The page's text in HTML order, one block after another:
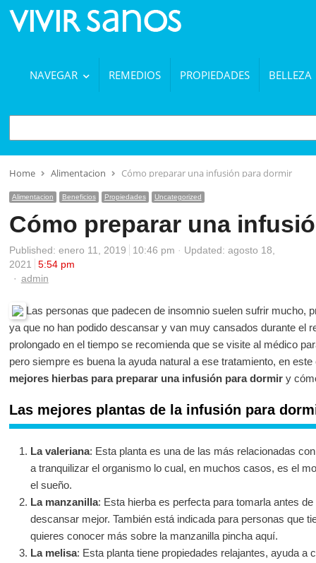
NAVEGAR REMEDIOS PROPIEDADES BELLEZA
BUSCAR
Home Alimentacion Cómo preparar una infusión para dormir
Alimentacion Beneficios Propiedades Uncategorized
Cómo preparar una
Published: enero 11, 2019 10:46 pm
Updated: agosto 18,
2021
5:54 pm
Author
admin
Las personas que padecen de insomnio suelen sufrir mucho,
ya que no han podido descansar y van muy cansados durante el
prolongado en el tiempo se recomienda que se visite al médico
pero siempre es buena la ayuda natural a ese tratamiento, en
mejores hierbas para preparar una infusión para dormiry
Las mejores plantas de la infusión para
La valeriana: Esta planta es una de las más relacionadas
a tranquilizar el organismo lo cual, en muchos casos, es el
el sueño.
La manzanilla: Esta hierba es perfecta para tomarla antes
descansar mejor. También está indicada para personas que
quieres conocer más sobre la manzanilla pincha aquí.
La melisa: Esta planta tiene propiedades relajantes, ayuda a